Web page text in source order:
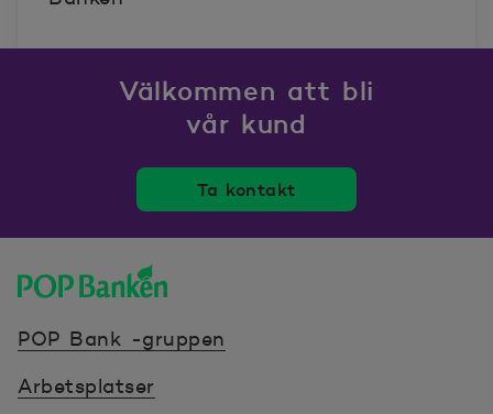
Välkommen att bli
vår kund
Ta kontakt
POP Bank -gruppen
Arbetsplatser